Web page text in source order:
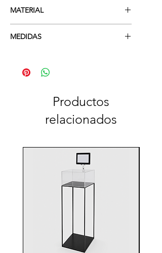
MATERIAL
MEDIDAS
Productos
relacionados